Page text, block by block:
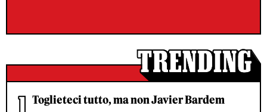
Toglieteci tutto, ma non Javier Bardem